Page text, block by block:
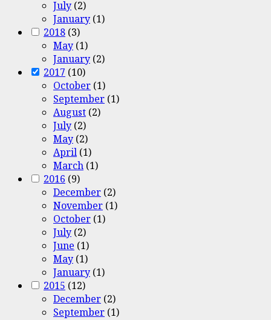
July (2)
January (1)
2018 (3)
May (1)
January (2)
2017 (10)
October (1)
September (1)
August (2)
July (2)
May (2)
April (1)
March (1)
2016 (9)
December (2)
November (1)
October (1)
July (2)
June (1)
May (1)
January (1)
2015 (12)
December (2)
September (1)